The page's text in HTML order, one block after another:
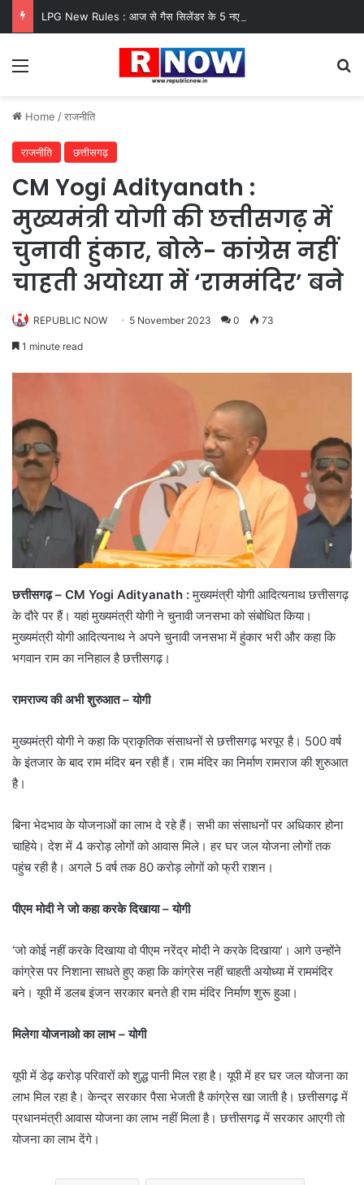
Menu
Home /राजनीति
राजनीति छत्तीसगढ़
CM Yogi Adityanath :
मुख्यमंत्री योगी की छत्तीसगढ़ में
चुनावी हुंकार, बोले- कांग्रेस नहीं
चाहती अयोध्या में ‘राममंदिर’ बने
REPUBLIC NOW 5 November 2023 0 73
1 minute read
छत्तीसगढ़ – CM Yogi Adityanath :मुख्यमंत्री योगी आदित्यनाथ छत्तीसगढ़
के दौरे पर हैं। यहां मुख्यमंत्री योगी ने चुनावी जनसभा को संबोधित किया।
मुख्यमंत्री योगी आदित्यनाथ ने अपने चुनावी जनसभा में हुंकार भरी और कहा कि
भगवान राम का ननिहाल है छत्तीसगढ़।
रामराज्य की अभी शुरुआत – योगी
मुख्यमंत्री योगी ने कहा कि प्राकृतिक संसाधनों से छत्तीसगढ़ भरपूर है। 500 वर्ष
के इंतजार के बाद राम मंदिर बन रही हैं। राम मंदिर का निर्माण रामराज की शुरुआत
है।
बिना भेदभाव के योजनाओं का लाभ दे रहे हैं। सभी का संसाधनों पर अधिकार होना
चाहिये। देश में 4 करोड़ लोगों को आवास मिले। हर घर जल योजना लोगों तक
पहुंच रही है। अगले 5 वर्ष तक 80 करोड़ लोगों को फ्री राशन।
पीएम मोदी ने जो कहा करके दिखाया – योगी
‘जो कोई नहीं करके दिखाया वो पीएम नरेंद्र मोदी ने करके दिखाया’। आगे उन्होंने
कांग्रेस पर निशाना साधते हुए कहा कि कांग्रेस नहीं चाहती अयोध्या में राममंदिर
बने। यूपी में डलब इंजन सरकार बनते ही राम मंदिर निर्माण शुरू हुआ।
मिलेगा योजनाओ का लाभ – योगी
यूपी में डेढ़ करोड़ परिवारों को शुद्ध पानी मिल रहा है। यूपी में हर घर जल योजना का
लाभ मिल रहा है। केन्द्र सरकार पैसा भेजती है कांग्रेस खा जाती है। छत्तीसगढ़ में
प्रधानमंत्री आवास योजना का लाभ नहीं मिला है। छत्तीसगढ़ में सरकार आएगी तो
योजना का लाभ देंगे।